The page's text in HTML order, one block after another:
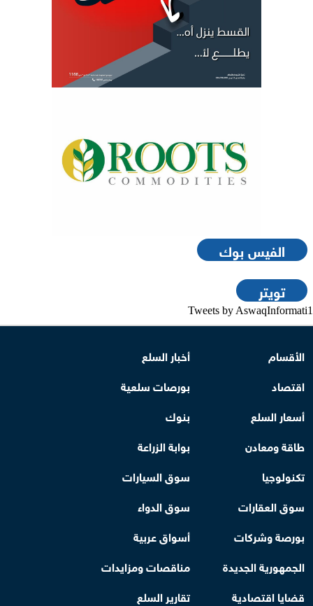
الفيس بوك
تويتر
Tweets by AswaqInformati1
الأقسام
أخبار السلع
اقتصاد
بورصات سلعية
أسعار السلع
بنوك
طاقة ومعادن
بوابة الزراعة
تكنولوجيا
سوق السيارات
سوق العقارات
سوق الدواء
بورصة وشركات
أسواق عربية
الجمهورية الجديدة
مناقصات ومزايدات
قضايا اقتصادية
تقارير السلع